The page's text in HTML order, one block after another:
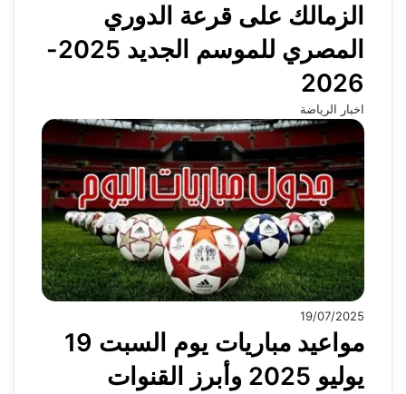
الزمالك على قرعة الدوري
المصري للموسم الجديد 2025-
2026
اخبار الرياضة
19/07/2025
مواعيد مباريات يوم السبت 19
يوليو 2025 وأبرز القنوات